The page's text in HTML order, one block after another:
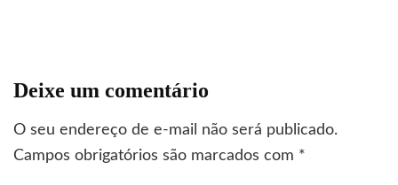
Deixe um comentário
O seu endereço de e-mail não será publicado.
Campos obrigatórios são marcados com *